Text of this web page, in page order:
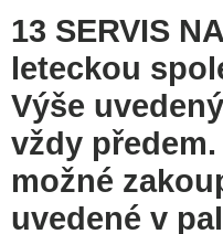
13 SERVIS
leteckou
Výše
vždy
možné
uvedené v